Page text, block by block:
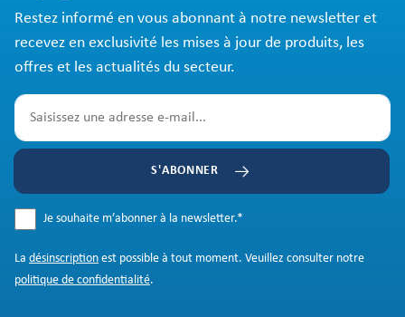
Restez informé en vous abonnant à notre newsletter et
recevez en exclusivité les mises à jour de produits, les
offres et les actualités du secteur.
S'ABONNER
Je souhaite m’abonner à la newsletter.*
La désinscription est possible à tout moment. Veuillez consulter notre
politique de confidentialité.